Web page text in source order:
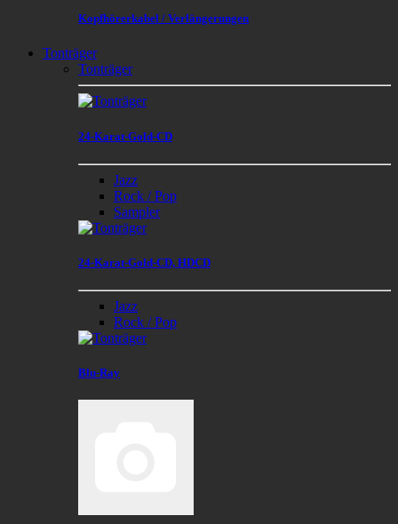
Kopfhörerkabel / Verlängerungen
Tonträger
Tonträger
24-Karat-Gold-CD
Jazz
Rock / Pop
Sampler
24-Karat-Gold-CD, HDCD
Jazz
Rock / Pop
Blu-Ray